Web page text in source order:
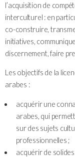
l’acquisition de
interculturel : en
co-construire,
initiatives,
discernement, faire
Les objectifs de la
arabes :
acquérir une
arabes, qui
sur des sujets
professionnelles ;
acquérir de